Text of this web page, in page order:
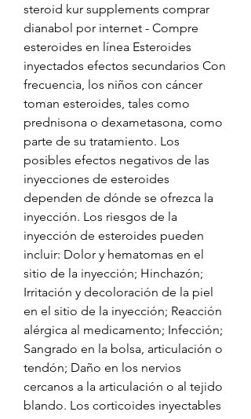
steroid kur supplements comprar
dianabol por internet - Compre
esteroides en línea Esteroides
inyectados efectos secundarios Con
frecuencia, los niños con cáncer
toman esteroides, tales como
prednisona o dexametasona, como
parte de su tratamiento. Los
posibles efectos negativos de las
inyecciones de esteroides
dependen de dónde se ofrezca la
inyección. Los riesgos de la
inyección de esteroides pueden
incluir: Dolor y hematomas en el
sitio de la inyección; Hinchazón;
Irritación y decoloración de la piel
en el sitio de la inyección; Reacción
alérgica al medicamento; Infección;
Sangrado en la bolsa, articulación o
tendón; Daño en los nervios
cercanos a la articulación o al tejido
blando. Los corticoides inyectables